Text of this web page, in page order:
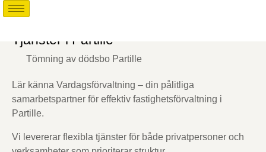
Tjänster i Partille
Tömning av dödsbo Partille
Lär känna Vardagsförvaltning – din pålitliga
samarbetspartner för effektiv fastighetsförvaltning i
Partille.
Vi levererar flexibla tjänster för både privatpersoner och